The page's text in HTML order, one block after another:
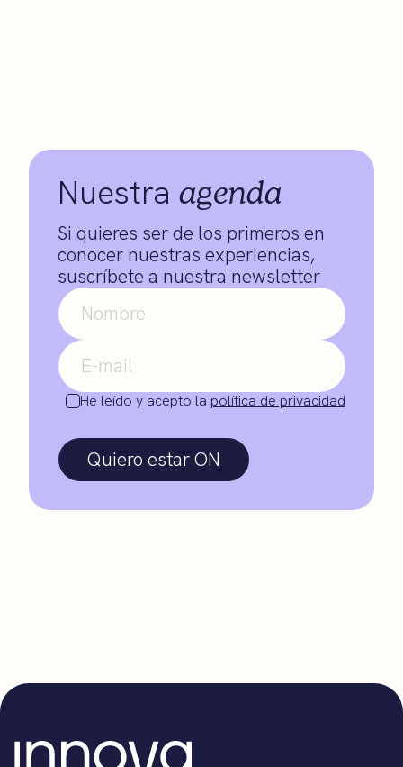
Nuestra agenda
Si quieres ser de los primeros en
conocer nuestras experiencias,
suscríbete a nuestra newsletter
He leído y acepto la política de privacidad
Quiero estar ON